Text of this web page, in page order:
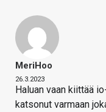
MeriHoo
26.3.2023
Haluan vaan kiittää
katsonut varmaan